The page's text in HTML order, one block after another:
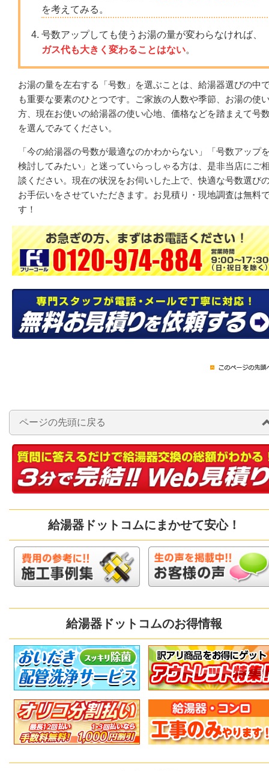
を考えてみる。
号数アップしても使うお湯の量が変わらなければ、
ガス代も大きく変わることはない。
お湯の量を左右する「号数」を選ぶことは、給湯器選びの中
も重要な要素のひとつです。ご家族の人数や季節、お湯の使
方、現在お使いの給湯器の使い心地、価格などを踏まえて号
を選んでみてください。
「今の給湯器の号数が最適なのかわからない」「号数アップ
検討してみたい」と迷っていらっしゃる方は、是非当店にご
談ください。現在の状況をお伺いした上で、快適な号数選び
お手伝いをさせていただきます。お見積り・現地調査は無料
す！
ページの先頭に戻る
給湯器ドットコムにまかせて安心！
給湯器ドットコムのお得情報